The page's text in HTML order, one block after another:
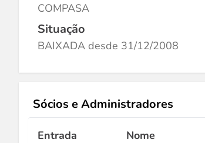
COMPASA
Situação
BAIXADA desde 31/12/2008
Sócios e Administradores
Entrada Nome